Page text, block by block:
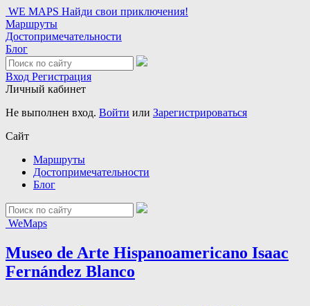
WE MAPS Найди свои приключения!
Маршруты
Достопримечательности
Блог
Вход Регистрация
Личный кабинет
Не выполнен вход. Войти или Зарегистрироваться
Сайт
Маршруты
Достопримечательности
Блог
WeMaps
Museo de Arte Hispanoamericano Isaac
Fernández Blanco